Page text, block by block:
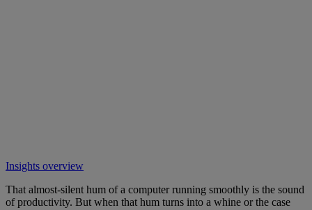
Insights overview
That almost-silent hum of a computer running smoothly is the sound
of productivity. But when that hum turns into a whine or the case